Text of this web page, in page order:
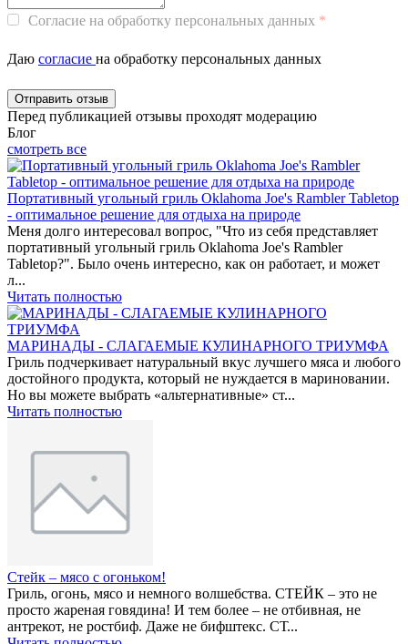
Согласие на обработку персональных данных
Даю согласие на обработку персональных данных
Перед публикацией отзывы проходят модерацию
Блог
смотреть все
Портативный угольный гриль Oklahoma Joe's Rambler Tabletop
- оптимальное решение для отдыха на природе
Меня долго интересовал вопрос, "Что из себя представляет
портативный угольный гриль Oklahoma Joe's Rambler
Tabletop?". Было очень интересно, как он работает, и может
л...
Читать полностью
МАРИНАДЫ - СЛАГАЕМЫЕ КУЛИНАРНОГО ТРИУМФА
Гриль подчеркивает натуральный вкус лучшего мяса и любого
достойного продукта, который не нуждается в мариновании.
Но вы можете выбрать «альтернативные» ст...
Читать полностью
Стейк – мясо с огоньком!
Гриль, огонь, мясо и немного волшебства. СТЕЙК – это не
просто жареная говядина! И тем более – не отбивная, не
антрекот, не ростбиф. Даже не бифштекс. СТ...